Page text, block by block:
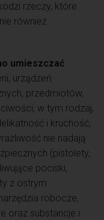
rzeczy, które
również
umieszczać
urządzeń
przedmiotów,
w tym rodzaj,
i kruchość,
nie nadają
(pistolety,
pociski,
z ostrym
robocze,
oraz substancje i